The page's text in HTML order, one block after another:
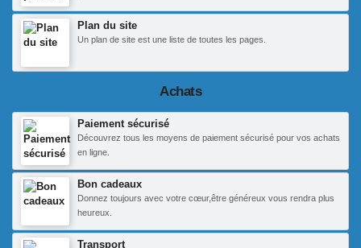
Plan du site
Un plan de site est une liste de toutes les pages.
Achats
Paiement sécurisé
Découvrez tous les moyens de paiement sécurisé pour vos achats
en ligne.
Bon cadeaux
Donnez toujours avec votre cœur,être généreux vous rendra plus
heureux.
Transport